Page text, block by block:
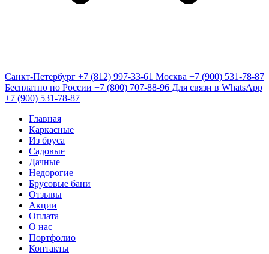
Санкт-Петербург +7 (812) 997-33-61 Москва +7 (900) 531-78-87
Бесплатно по России +7 (800) 707-88-96 Для связи в WhatsApp
+7 (900) 531-78-87
Главная
Каркасные
Из бруса
Садовые
Дачные
Недорогие
Брусовые бани
Отзывы
Акции
Оплата
О нас
Портфолио
Контакты